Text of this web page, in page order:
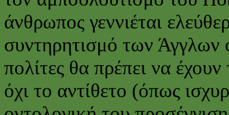
άνθρωπος γεννιέται
συντηρητισμό των Άγγλων
πολίτες θα πρέπει να
όχι το αντίθετο (όπως